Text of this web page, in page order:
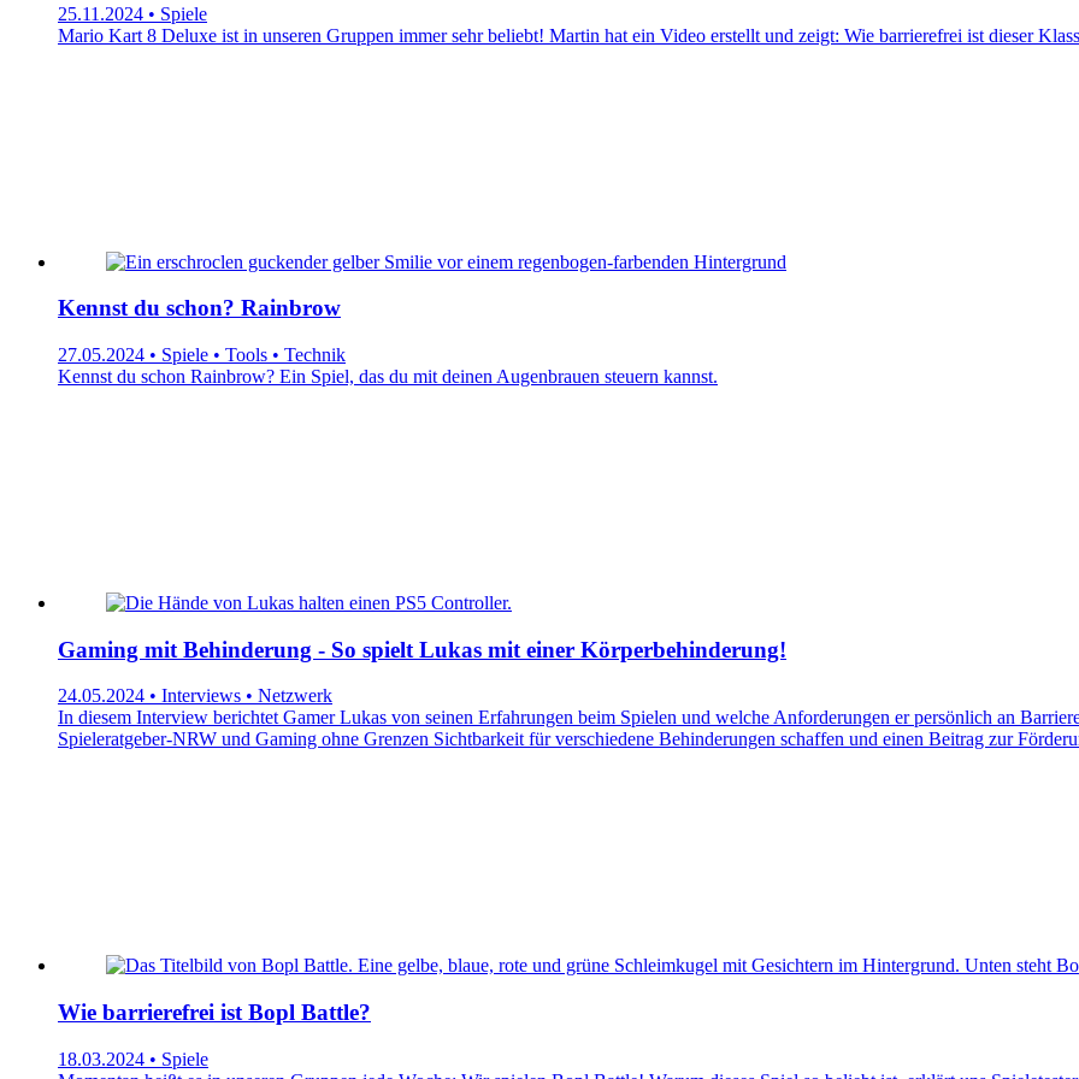
25.11.2024 • Spiele
Mario Kart 8 Deluxe ist in unseren Gruppen immer sehr beliebt! Martin hat ein Video erstellt und zeigt: Wie barrierefrei ist dieser
Kennst du schon? Rainbrow
27.05.2024 • Spiele • Tools • Technik
Kennst du schon Rainbrow? Ein Spiel, das du mit deinen Augenbrauen steuern kannst.
Gaming mit Behinderung - So spielt Lukas mit einer Körperbehinderung!
24.05.2024 • Interviews • Netzwerk
In diesem Interview berichtet Gamer Lukas von seinen Erfahrungen beim Spielen und welche Anforderungen er persönlich an
Spieleratgeber-NRW und Gaming ohne Grenzen Sichtbarkeit für verschiedene Behinderungen schaffen und einen Beitrag zur
Wie barrierefrei ist Bopl Battle?
18.03.2024 • Spiele